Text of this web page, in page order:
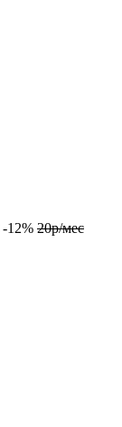
-12% 20р/мес